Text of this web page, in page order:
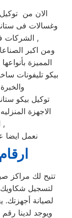
الان من
وغسالات فى
الشركات فى ستانلى فى صيانة الاجهزة الكهربائيه ,
ومن اكبر
المميزة
بيكو تليفونات
توكيل بيكو
الاجهزة
المعتمدين للماركات العالمية ,
نعمل ايضا
لتسجيل
لصيانة أجهزتك.